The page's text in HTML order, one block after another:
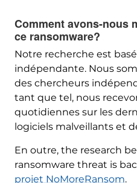
Comment avons-nous
ce ransomware?
Notre recherche est
indépendante. Nous
des chercheurs
tant que tel, nous
quotidiennes sur les
logiciels malveillants et
En outre, the research
ransomware threat is
projet NoMoreRansom.